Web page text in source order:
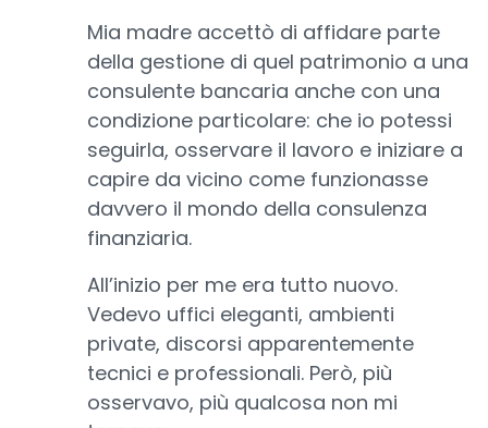
Mia madre accettò di affidare parte
della gestione di quel patrimonio a una
consulente bancaria anche con una
condizione particolare: che io potessi
seguirla, osservare il lavoro e iniziare a
capire da vicino come funzionasse
davvero il mondo della consulenza
finanziaria.
All’inizio per me era tutto nuovo.
Vedevo uffici eleganti, ambienti
private, discorsi apparentemente
tecnici e professionali. Però, più
osservavo, più qualcosa non mi